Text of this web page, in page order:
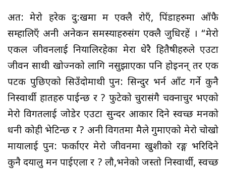
अत: मेरो हरेक दु:खमा म एक्लै रोएँ, पिंडाहरुमा आँफै
सम्हालिएँ अनी अनेकन समस्याहरुसंग एक्लै जुधिरहें । “मेरो
एकल जीवनलाई नियालिरहेका मेरा धेरै हितैषीहरुले एउटा
जीवन साथी खोज्नको लागि नसुझाएका पनि होइनन् तर एक
पटक पुछिएको सिउँदोमाथी पुन: सिन्दुर भर्न आँट गर्ने कुनै
निस्वार्थी हातहरु पाईन्छ र ? फुटेको चुरासंगै चक्नाचुर भएको
मेरो विगतलाई जोडेर एउटा सुन्दर आकार दिने स्वच्छ मनको
धनी कोही भेटिन्छ र ? अनी विगतमा मैले गुमाएको मेरो चोखो
मायालाई पुन: फर्काएर मेरो जीवनमा खुशीको रङ्ग भरिदिने
कुनै दयालु मन पाईएला र ? लौ,भनेको जस्तो निस्वार्थी, स्वच्छ